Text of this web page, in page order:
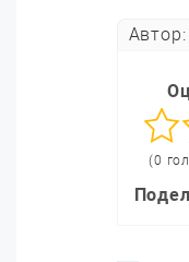
Автор:
(0